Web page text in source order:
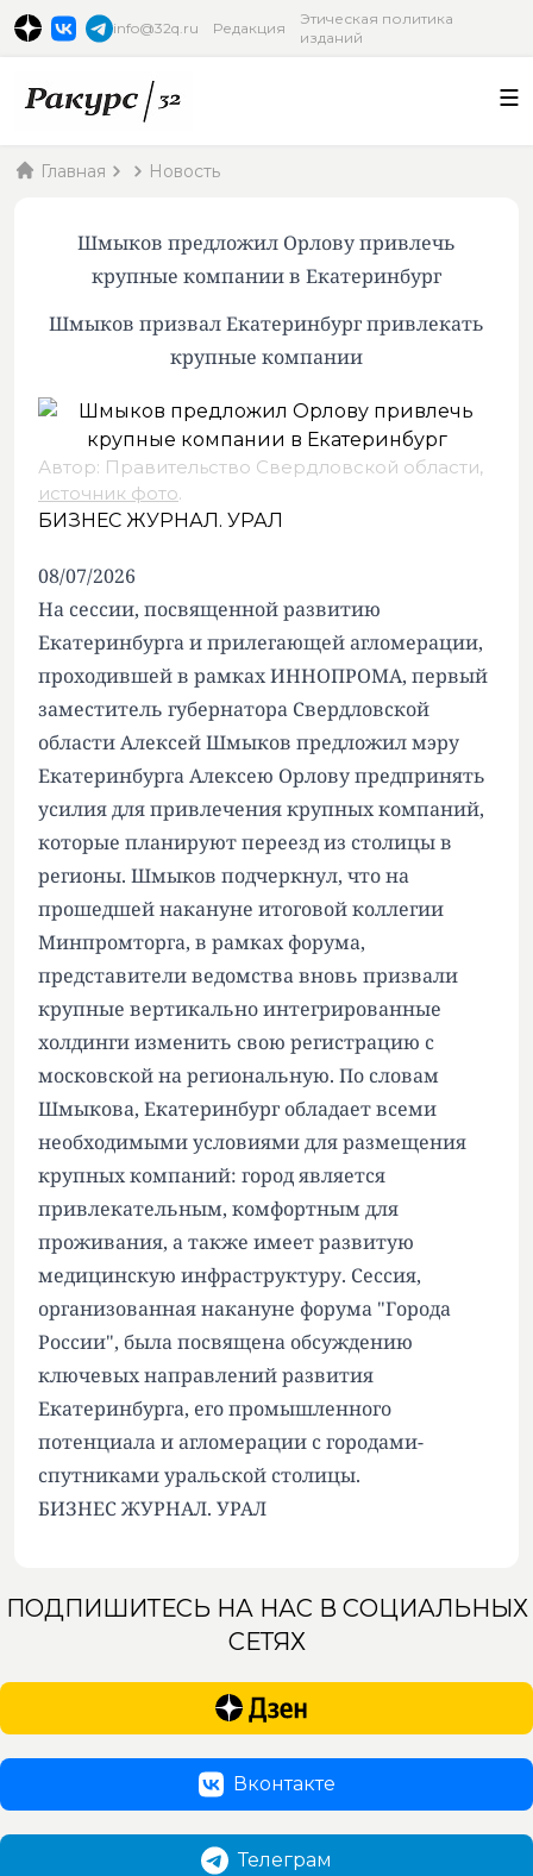
info@32q.ru Редакция
Этическая политика
изданий
Главная Новость
Шмыков предложил Орлову привлечь
крупные компании в Екатеринбург
Шмыков призвал Екатеринбург привлекать
крупные компании
Автор: Правительство Свердловской области,
источник фото.
БИЗНЕС ЖУРНАЛ. УРАЛ
08/07/2026
На сессии, посвященной развитию
Екатеринбурга и прилегающей агломерации,
проходившей в рамках ИННОПРОМА, первый
заместитель губернатора Свердловской
области Алексей Шмыков предложил мэру
Екатеринбурга Алексею Орлову предпринять
усилия для привлечения крупных компаний,
которые планируют переезд из столицы в
регионы. Шмыков подчеркнул, что на
прошедшей накануне итоговой коллегии
Минпромторга, в рамках форума,
представители ведомства вновь призвали
крупные вертикально интегрированные
холдинги изменить свою регистрацию с
московской на региональную. По словам
Шмыкова, Екатеринбург обладает всеми
необходимыми условиями для размещения
крупных компаний: город является
привлекательным, комфортным для
проживания, а также имеет развитую
медицинскую инфраструктуру. Сессия,
организованная накануне форума "Города
России", была посвящена обсуждению
ключевых направлений развития
Екатеринбурга, его промышленного
потенциала и агломерации с городами-
спутниками уральской столицы.
БИЗНЕС ЖУРНАЛ. УРАЛ
ПОДПИШИТЕСЬ НА НАС В СОЦИАЛЬНЫХ
СЕТЯХ
Вконтакте
Телеграм